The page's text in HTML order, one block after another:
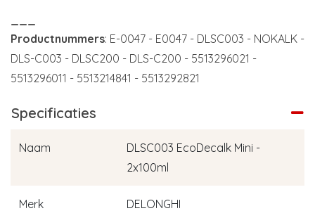
Productnummers: E-0047 - E0047 - DLSC003 - NOKALK -
DLS-C003 - DLSC200 - DLS-C200 - 5513296021 -
5513296011 - 5513214841 - 5513292821
Specificaties
Naam
DLSC003 EcoDecalk Mini -
2x100ml
Merk DELONGHI